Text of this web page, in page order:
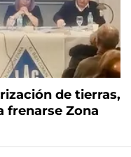
de tierras,
frenarse Zona